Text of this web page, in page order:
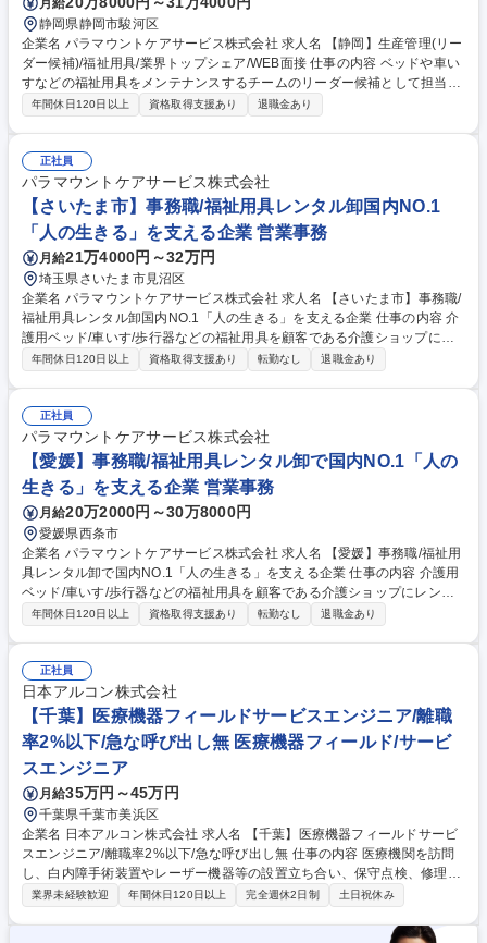
静岡県静岡市駿河区
企業名 パラマウントケアサービス株式会社 求人名 【静岡】生産管理(リー
ダー候補)/福祉用具/業界トップシェア/WEB面接 仕事の内容 ベッドや車い
すなどの福祉用具をメンテナンスするチームのリーダー候補として担当い
ただきます。必要な時にすぐに質の良い福祉用具を届けられるように、計
管理（システムやExcelで需要予測を行いながら、仕入やメンテナンス計
画の立案、実行）■倉庫業務（商品入出荷・商品保管の作業）■10名～15
名ほどのチームリーダーとしてメンテナンス計画の立案、実行、入出荷業
務の進捗管理 ※入社後、業務に慣れていただいた後、将来的にリーダーを
担当いただきますのでご安心ください。 募集職種 【静岡】生産管理(リー
ダー候補)/福祉用具/業界トップシェア/WEB面接
年間休日120日以上 資格取得支援あり 退職金あり
正社員
パラマウントケアサービス株式会社
【さいたま市】事務職/福祉用具レンタル卸国内NO.1
「人の生きる」を支える企業 営業事務
月給21万4000円～32万円
埼玉県さいたま市見沼区
企業名 パラマウントケアサービス株式会社 求人名 【さいたま市】事務職/
福祉用具レンタル卸国内NO.1「人の生きる」を支える企業 仕事の内容 介
護用ベッド/車いす/歩行器などの福祉用具を顧客である介護ショップにレ
ンタルする際の事務作業全般を中心に担当いただきます。営業のサポート
きる介在価値の高い仕事です。そのため、事務作業だけでなく、人と接す
ることで周りの人をサポート・業績に間接的に関与していけることがやり
がいです。ルーチンワークの中にも、自分だけの色を出していけるのが、
この仕事の面白みでもあります。 ※変更範囲：無し（ただし本人の希望が
ある場合かつ職種転換された場合は当社業務全般） 募集職種 【さいたま
市】事務職/福祉用具レンタル卸国内NO.1「人の生きる」を支える企業
年間休日120日以上 資格取得支援あり 転勤なし 退職金あり
正社員
パラマウントケアサービス株式会社
【愛媛】事務職/福祉用具レンタル卸で国内NO.1「人の
生きる」を支える企業 営業事務
月給20万2000円～30万8000円
愛媛県西条市
企業名 パラマウントケアサービス株式会社 求人名 【愛媛】事務職/福祉用
具レンタル卸で国内NO.1「人の生きる」を支える企業 仕事の内容 介護用
ベッド/車いす/歩行器などの福祉用具を顧客である介護ショップにレンタ
ルする際の事務作業全般を中心に担当いただきます。営業のサポート業務
介在価値の高い仕事です。そのため、事務作業だけでなく、人と接するこ
とで周りの人をサポート・業績に間接的に関与していけることがやりがい
です。ルーチンワークの中にも、自分だけの色を出していけるのが、この
仕事の面白みでもあります。 ※変更範囲：無し（ただし本人の希望がある
場合かつ職種転換された場合は当社業務全般） 募集職種 【愛媛】事務職/
福祉用具レンタル卸で国内NO.1「人の生きる」を支える企業
年間休日120日以上 資格取得支援あり 転勤なし 退職金あり
正社員
日本アルコン株式会社
【千葉】医療機器フィールドサービスエンジニア/離職
率2%以下/急な呼び出し無 医療機器フィールド/サービ
スエンジニア
月給35万円～45万円
千葉県千葉市美浜区
企業名 日本アルコン株式会社 求人名 【千葉】医療機器フィールドサービ
スエンジニア/離職率2%以下/急な呼び出し無 仕事の内容 医療機関を訪問
し、白内障手術装置やレーザー機器等の設置立ち合い、保守点検、修理、
医師への技術サポートを担当。入社後は約半年間の研修で専門技術を習得
用車で訪問し、手術用医療機器のメンテナンスを行います。定期点検計画
業界未経験歓迎 年間休日120日以上 完全週休2日制 土日祝休み